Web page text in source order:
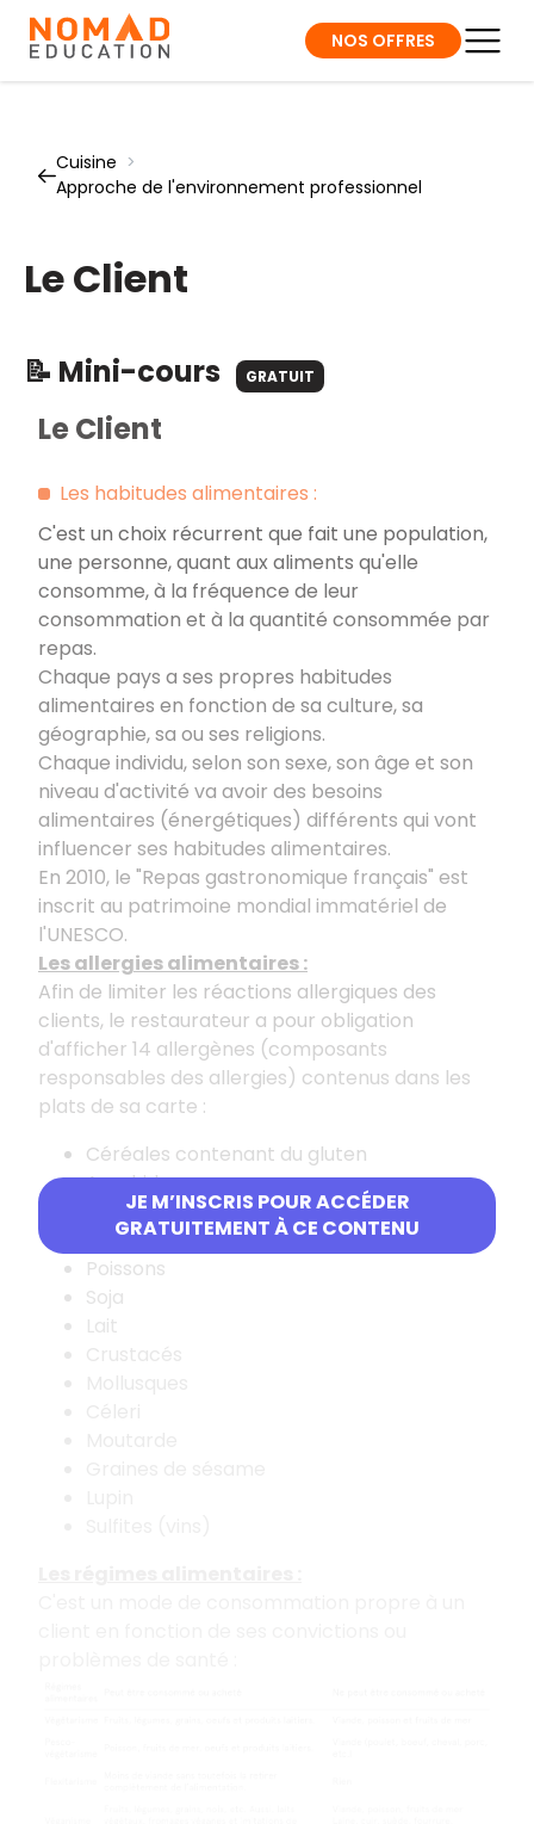
NOS OFFRES
Cuisine >
Approche de l'environnement professionnel
Le Client
📝 Mini-cours GRATUIT
JE M’INSCRIS POUR ACCÉDER
GRATUITEMENT À CE CONTENU
Le Client
Les habitudes alimentaires :
C'est un choix récurrent que fait une population,
une personne, quant aux aliments qu'elle
consomme, à la fréquence de leur
consommation et à la quantité consommée par
repas.
Chaque pays a ses propres habitudes
alimentaires en fonction de sa culture, sa
géographie, sa ou ses religions.
Chaque individu, selon son sexe, son âge et son
niveau d'activité va avoir des besoins
alimentaires (énergétiques) différents qui vont
influencer ses habitudes alimentaires.
En 2010, le "Repas gastronomique français" est
inscrit au patrimoine mondial immatériel de
l'UNESCO.
Les allergies alimentaires :
Afin de limiter les réactions allergiques des
clients, le restaurateur a pour obligation
d'afficher 14 allergènes (composants
responsables des allergies) contenus dans les
plats de sa carte :
Céréales contenant du gluten
Arachides
Fruits à coque
Oeufs
Poissons
Soja
Lait
Crustacés